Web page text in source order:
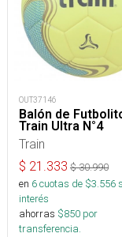
OUT37146
Balón de
Train Ultra N°4
Train
$ 21.333 $30.990
en 6cuotas de $3.556
interés
ahorras $850 por
transferencia.